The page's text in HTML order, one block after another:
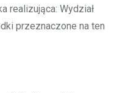
realizująca: Wydział
przeznaczone na ten